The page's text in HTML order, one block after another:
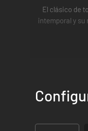
El clásico de
intemporal y
Una saga